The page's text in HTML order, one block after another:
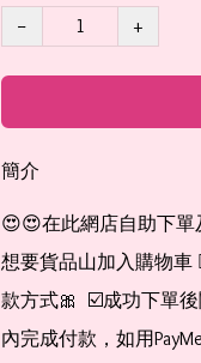
−
+
簡介
😍😍在此網店自助下單
想要貨品山加入購物車
款方式🎀  ☑️成功下單
內完成付款，如用